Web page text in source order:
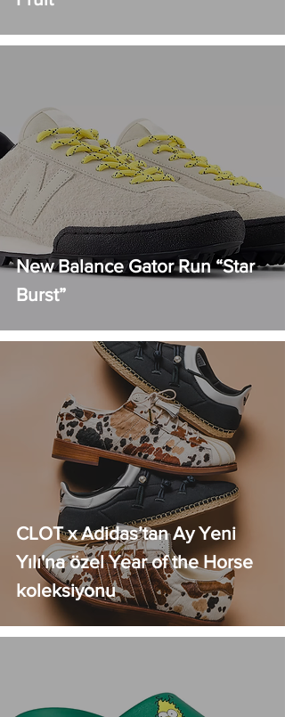
New Balance Gator Run “Star
Burst”
CLOT x Adidas’tan Ay Yeni
Yılı'na özel Year of the Horse
koleksiyonu